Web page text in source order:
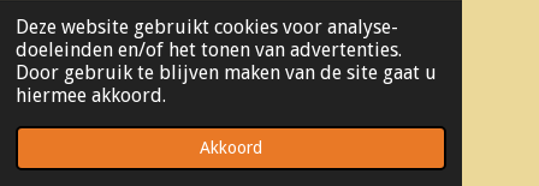
Deze website gebruikt cookies voor analyse-
doeleinden en/of het tonen van advertenties.
Door gebruik te blijven maken van de site gaat u
hiermee akkoord.
Akkoord